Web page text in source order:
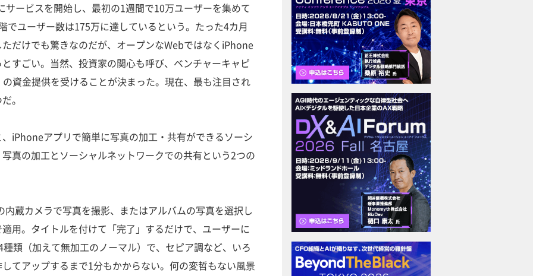
サービスを開始し、最初の1週間で10万ユーザーを集めて
でユーザー数は175万に達しているという。たった4カ月
だけでも驚きなのだが、オープンなWebではなくiPhone
すごい。当然、投資家の関心も呼び、ベンチャーキャピ
資金提供を受けることが決まった。現在、最も注目され
。
iPhoneアプリで簡単に写真の加工・共有ができるソーシ
真の加工とソーシャルネットワークでの共有という2つの
蔵カメラで写真を撮影、またはアルバムの写真を選択し
用。タイトルを付けて「完了」するだけで、ユーザーに
類（加えて無加工のノーマル）で、セピア調など、いろ
てアップするまで1分もかからない。何の変哲もない風景